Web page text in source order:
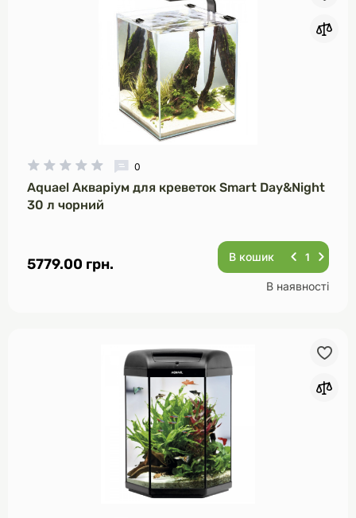
0
Aquael Акваріум для креветок Smart Day&Night
30 л чорний
5779.00 грн. В кошик
В наявності